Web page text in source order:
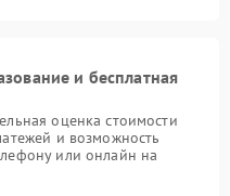
и бесплатная
оценка стоимости
и возможность
или онлайн на